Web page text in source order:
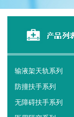
输液架天轨系列
防撞扶手系列
无障碍扶手系列